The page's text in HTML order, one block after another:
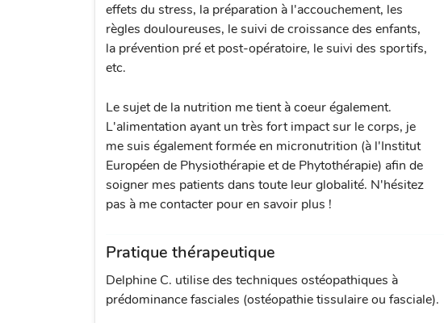
effets du stress, la préparation à l'accouchement, les
règles douloureuses, le suivi de croissance des enfants,
la prévention pré et post-opératoire, le suivi des sportifs,
etc.
Le sujet de la nutrition me tient à coeur également.
L'alimentation ayant un très fort impact sur le corps, je
me suis également formée en micronutrition (à l'Institut
Européen de Physiothérapie et de Phytothérapie) afin de
soigner mes patients dans toute leur globalité. N'hésitez
pas à me contacter pour en savoir plus !
Pratique thérapeutique
Delphine C. utilise des techniques ostéopathiques à
prédominance fasciales (ostéopathie tissulaire ou fasciale).